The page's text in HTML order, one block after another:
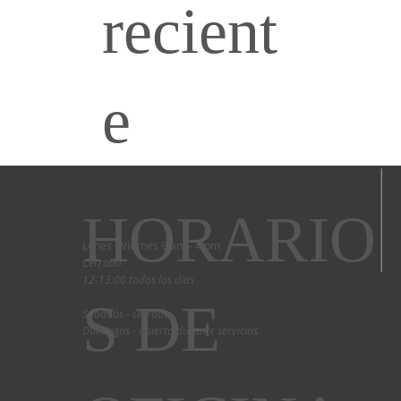
recient
e
Lunes - Viernes 9 am - 4 pm
Cerrado
12-13:00 todos los días
Sábados - cerrado
Domingos - abierto durante servicios
HORARIO
S DE